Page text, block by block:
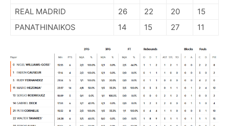
REAL MADRID
26 22 20
15
PANATHINAIKOS
14 15 27 11